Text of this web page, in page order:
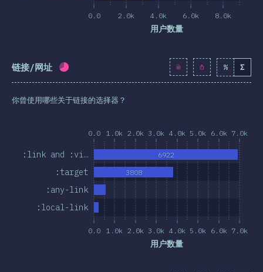
0.0 2.0k 4.0k 6.0k 8.0k
用户数量
链接/网址 完成率: % Σ
你曾使用哪些关于链接的选择器？
0.0 1.0k 2.0k 3.0k 4.0k 5.0k 6.0k 7.0k
0.0 1.0k 2.0k 3.0k 4.0k 5.0k 6.0k 7.0k
用户数量
:local-link
:any-link
:target
:link and :vi…
3808
6922